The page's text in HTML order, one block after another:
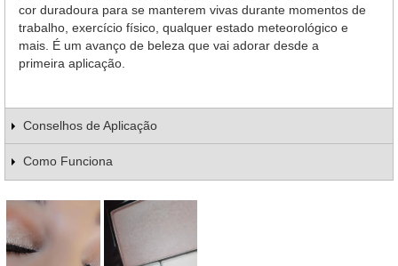
cor duradoura para se manterem vivas durante momentos de
trabalho, exercício físico, qualquer estado meteorológico e
mais. É um avanço de beleza que vai adorar desde a
primeira aplicação.
Conselhos de Aplicação
Como Funciona